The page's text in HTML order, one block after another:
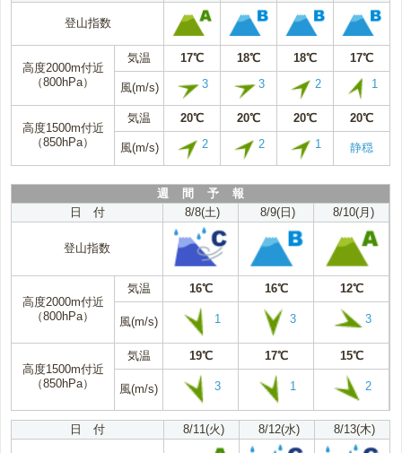
登山指数
高度2000m付近
（800hPa）
気温 17℃ 18℃ 18℃ 17℃
風(m/s) 3 3 2 1
高度1500m付近
（850hPa）
気温 20℃ 20℃ 20℃ 20℃
風(m/s) 2 2 1 静穏
週 間 予 報
日 付
8/8(土) 8/9(日) 8/10(月)
登山指数
高度2000m付近
（800hPa）
気温 16℃ 16℃ 12℃
風(m/s) 1 3 3
高度1500m付近
（850hPa）
気温 19℃ 17℃ 15℃
風(m/s) 3 1 2
日 付 8/11(火) 8/12(水) 8/13(木)